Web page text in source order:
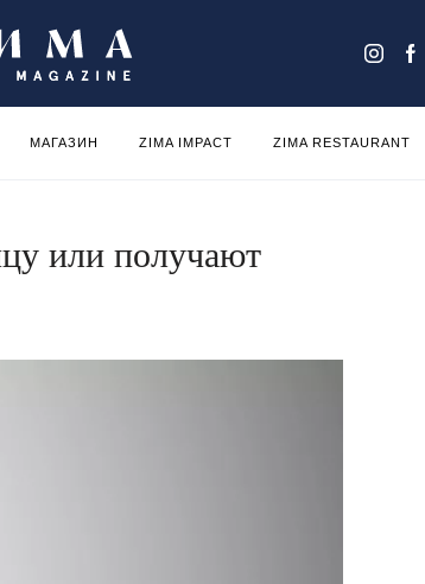
МАГАЗИН ZIMA IMPACT ZIMA RESTAURANT
или получают